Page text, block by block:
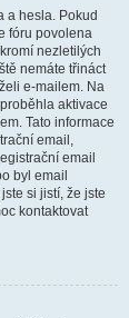
a hesla. Pokud
fóru povolena
nezletilých
nemáte třináct
e-mailem. Na
aktivace
Tato informace
email,
email
byl email
si jistí, že jste
kontaktovat